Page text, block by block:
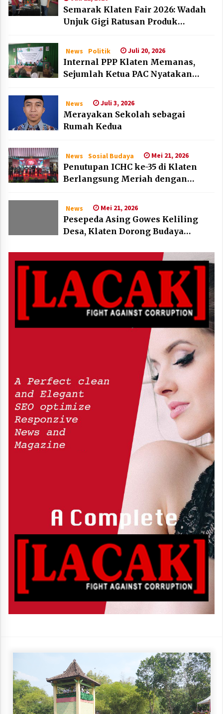
Semarak Klaten Fair 2026: Wadah
Unjuk Gigi Ratusan Produk
News Politik Juli 20, 2026
Internal PPP Klaten Memanas,
Sejumlah Ketua PAC Nyatakan
News Juli 3, 2026
Merayakan Sekolah sebagai
Rumah Kedua
News Sosial Budaya Mei 21, 2026
Penutupan ICHC ke-35 di Klaten
Berlangsung Meriah dengan
Jerman
News Mei 21, 2026
Pesepeda Asing Gowes Keliling
Desa, Klaten Dorong Budaya
Fest 2026